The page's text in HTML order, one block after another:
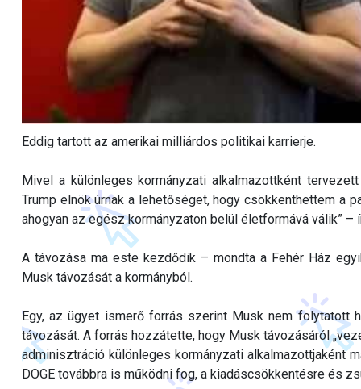
Eddig tartott az amerikai milliárdos politikai karrierje.
Mivel a különleges kormányzati alkalmazottként
Trump elnök úrnak a lehetőséget, hogy csökkenthettem a
ahogyan az egész kormányzaton belül életformává válik” –
A távozása ma este kezdődik – mondta a Fehér Ház
Musk távozását a kormányból.
Egy, az ügyet ismerő forrás szerint Musk nem folytatott
távozását. A forrás hozzátette, hogy Musk távozásáról
adminisztráció különleges kormányzati alkalmazottjaként
DOGE továbbra is működni fog, a kiadáscsökkentésre és